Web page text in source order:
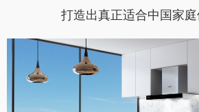
打造出真正适合中国家